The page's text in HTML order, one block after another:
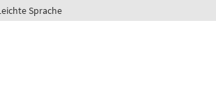
Sprache